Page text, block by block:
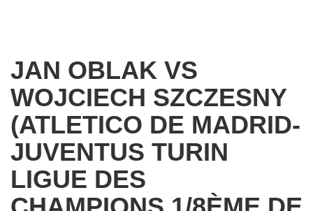
JAN OBLAK VS
WOJCIECH SZCZESNY
(ATLETICO DE MADRID-
JUVENTUS TURIN
LIGUE DES